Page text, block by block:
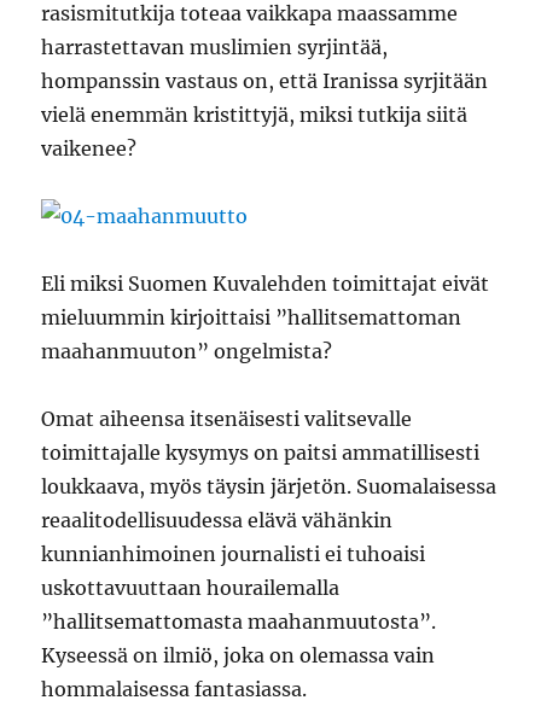
rasismitutkija toteaa vaikkapa maassamme
harrastettavan muslimien syrjintää,
hompanssin vastaus on, että Iranissa syrjitään
vielä enemmän kristittyjä, miksi tutkija siitä
vaikenee?
Eli miksi Suomen Kuvalehden toimittajat eivät
mieluummin kirjoittaisi ”hallitsemattoman
maahanmuuton” ongelmista?
Omat aiheensa itsenäisesti valitsevalle
toimittajalle kysymys on paitsi ammatillisesti
loukkaava, myös täysin järjetön. Suomalaisessa
reaalitodellisuudessa elävä vähänkin
kunnianhimoinen journalisti ei tuhoaisi
uskottavuuttaan hourailemalla
”hallitsemattomasta maahanmuutosta”.
Kyseessä on ilmiö, joka on olemassa vain
hommalaisessa fantasiassa.